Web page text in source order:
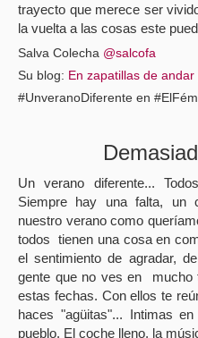
trayecto que merece ser
la vuelta a las cosas este
Salva Colecha @salcofa
Su blog: En zapatillas de andar
#UnveranoDiferente en
Un verano diferente...
Siempre hay una falta, un
nuestro verano como
todos
tienen una cosa en
el sentimiento de agradar,
gente que no ves en
mucho
estas fechas. Con ellos te
haces "agüitas"... Intimas
pueblo. El coche lleno, la